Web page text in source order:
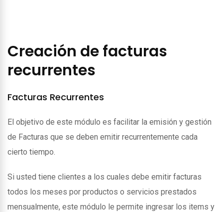
Creación de facturas
recurrentes
Facturas Recurrentes
El objetivo de este módulo es facilitar la emisión y gestión
de Facturas que se deben emitir recurrentemente cada
cierto tiempo.
Si usted tiene clientes a los cuales debe emitir facturas
todos los meses por productos o servicios prestados
mensualmente, este módulo le permite ingresar los items y